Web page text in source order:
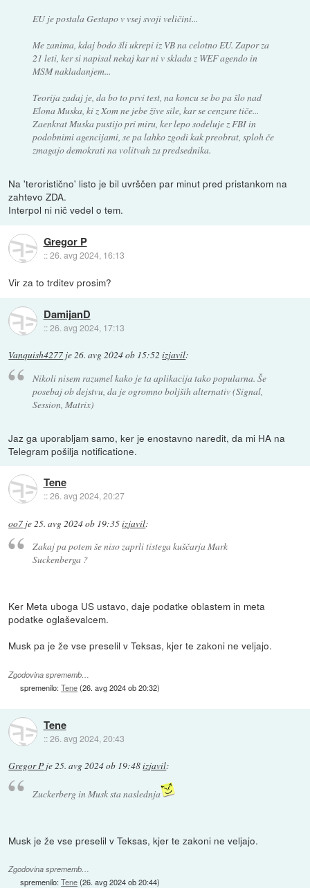
EU je postala Gestapo v vsej svoji veličini...
Me zanima, kdaj bodo šli ukrepi iz VB na celotno EU. Zapor za
21 leti, ker si napisal nekaj kar ni v skladu z WEF agendo in
MSM nakladanjem...
Teorija zadaj je, da bo to prvi test, na koncu se bo pa šlo nad
Elona Muska, ki z Xom ne jebe žive sile, kar se cenzure tiče...
Zaenkrat Muska pustijo pri miru, ker lepo sodeluje z FBI in
podobnimi agencijami, se pa lahko zgodi kak preobrat, sploh če
zmagajo demokrati na volitvah za predsednika.
Na 'teroristično' listo je bil uvrščen par minut pred pristankom na
zahtevo ZDA.
Interpol ni nič vedel o tem.
Gregor P
::26. avg 2024, 16:13
Vir za to trditev prosim?
DamijanD
::26. avg 2024, 17:13
Vanquish4277 je26. avg 2024 ob 15:52 izjavil:
Nikoli nisem razumel kako je ta aplikacija tako popularna. Še
posebaj ob dejstvu, da je ogromno boljših alternativ (Signal,
Session, Matrix)
Jaz ga uporabljam samo, ker je enostavno naredit, da mi HA na
Telegram pošilja notificatione.
Tene
::26. avg 2024, 20:27
oo7 je25. avg 2024 ob 19:35izjavil:
Zakaj pa potem še niso zaprli tistega kuščarja Mark
Suckenberga ?
Ker Meta uboga US ustavo, daje podatke oblastem in meta
podatke oglaševalcem.
Musk pa je že vse preselil v Teksas, kjer te zakoni ne veljajo.
Zgodovina sprememb…
spremenilo:Tene(26. avg 2024 ob 20:32)
Tene
::26. avg 2024, 20:43
Gregor P je25. avg 2024 ob 19:48izjavil:
Zuckerberg in Musk sta naslednja
Musk je že vse preselil v Teksas, kjer te zakoni ne veljajo.
Zgodovina sprememb…
spremenilo:Tene(26. avg 2024 ob 20:44)